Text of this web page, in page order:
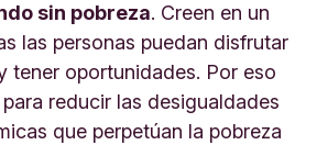
sin pobreza. Creen en un
las personas puedan disfrutar
tener oportunidades. Por eso
reducir las desigualdades
que perpetúan la pobreza